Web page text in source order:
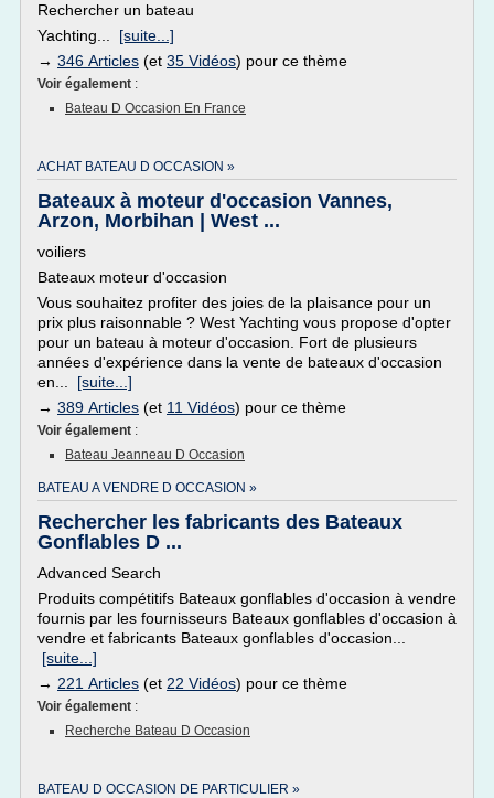
Rechercher un bateau
Yachting... [suite...]
→ 346 Articles (et 35 Vidéos) pour ce thème
Voir également :
Bateau D Occasion En France
ACHAT BATEAU D OCCASION »
Bateaux à moteur d'occasion Vannes,
Arzon, Morbihan | West ...
voiliers
Bateaux moteur d'occasion
Vous souhaitez profiter des joies de la plaisance pour un
prix plus raisonnable ? West Yachting vous propose d'opter
pour un bateau à moteur d'occasion. Fort de plusieurs
années d'expérience dans la vente de bateaux d'occasion
en... [suite...]
→ 389 Articles (et 11 Vidéos) pour ce thème
Voir également :
Bateau Jeanneau D Occasion
BATEAU A VENDRE D OCCASION »
Rechercher les fabricants des Bateaux
Gonflables D ...
Advanced Search
Produits compétitifs Bateaux gonflables d'occasion à vendre
fournis par les fournisseurs Bateaux gonflables d'occasion à
vendre et fabricants Bateaux gonflables d'occasion...
[suite...]
→ 221 Articles (et 22 Vidéos) pour ce thème
Voir également :
Recherche Bateau D Occasion
BATEAU D OCCASION DE PARTICULIER »